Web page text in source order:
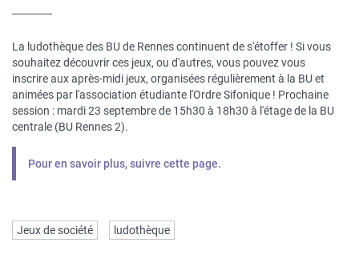
La ludothèque des BU de Rennes continuent de s'étoffer ! Si vous
souhaitez découvrir ces jeux, ou d'autres, vous pouvez vous
inscrire aux après-midi jeux, organisées régulièrement à la BU et
animées par l'association étudiante l'Ordre Sifonique ! Prochaine
session : mardi 23 septembre de 15h30 à 18h30 à l'étage de la BU
centrale (BU Rennes 2).
Pour en savoir plus, suivre cette page.
Mots
clés
Jeux de société ludothèque